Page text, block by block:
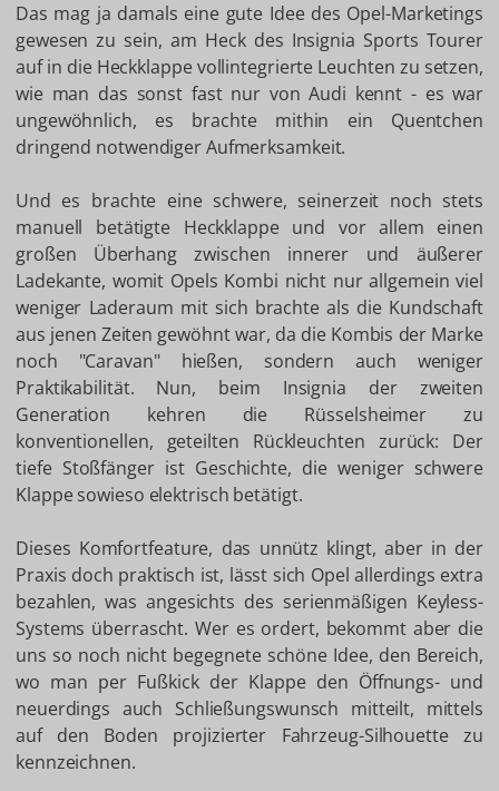
Das mag ja damals eine gute Idee des Opel-Marketings
gewesen zu sein, am Heck des Insignia Sports Tourer
auf in die Heckklappe vollintegrierte Leuchten zu setzen,
wie man das sonst fast nur von Audi kennt - es war
ungewöhnlich, es brachte mithin ein Quentchen
dringend notwendiger Aufmerksamkeit.
Und es brachte eine schwere, seinerzeit noch stets
manuell betätigte Heckklappe und vor allem einen
großen Überhang zwischen innerer und äußerer
Ladekante, womit Opels Kombi nicht nur allgemein viel
weniger Laderaum mit sich brachte als die Kundschaft
aus jenen Zeiten gewöhnt war, da die Kombis der Marke
noch "Caravan" hießen, sondern auch weniger
Praktikabilität. Nun, beim Insignia der zweiten
Generation kehren die Rüsselsheimer zu
konventionellen, geteilten Rückleuchten zurück: Der
tiefe Stoßfänger ist Geschichte, die weniger schwere
Klappe sowieso elektrisch betätigt.
Dieses Komfortfeature, das unnütz klingt, aber in der
Praxis doch praktisch ist, lässt sich Opel allerdings extra
bezahlen, was angesichts des serienmäßigen Keyless-
Systems überrascht. Wer es ordert, bekommt aber die
uns so noch nicht begegnete schöne Idee, den Bereich,
wo man per Fußkick der Klappe den Öffnungs- und
neuerdings auch Schließungswunsch mitteilt, mittels
auf den Boden projizierter Fahrzeug-Silhouette zu
kennzeichnen.